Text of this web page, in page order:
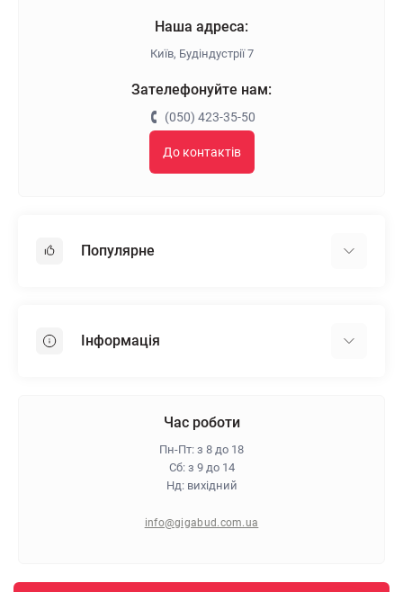
Наша адреса:
Київ, Будіндустрії 7
Зателефонуйте нам:
(050) 423-35-50
До контактів
Популярне
Пінопласт
Інформація
Гарантія та повернення
Політика конфіденційності
Час роботи
Пн-Пт: з 8 до 18
Сб: з 9 до 14
Нд: вихідний
info@gigabud.com.ua